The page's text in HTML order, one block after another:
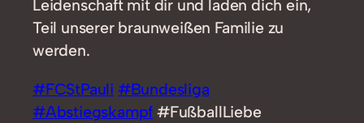
Leidenschaft mit dir und laden dich ein,
Teil unserer braunweißen Familie zu
werden.
#FCStPauli #Bundesliga
#Abstiegskampf #FußballLiebe